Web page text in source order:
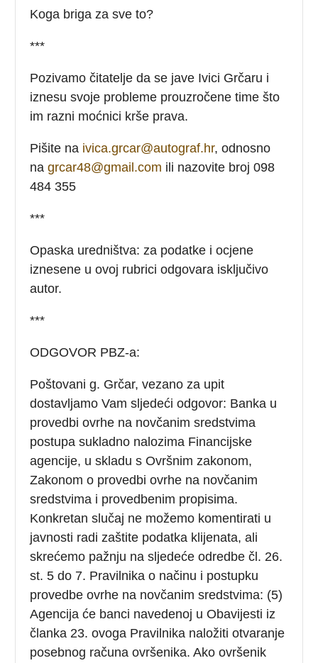
Koga briga za sve to?
***
Pozivamo čitatelje da se jave Ivici Grčaru i
iznesu svoje probleme prouzročene time što
im razni moćnici krše prava.
Pišite na ivica.grcar@autograf.hr, odnosno
nagrcar48@gmail.com ili nazovite broj 098
484 355
***
Opaska uredništva: za podatke i ocjene
iznesene u ovoj rubrici odgovara isključivo
autor.
***
ODGOVOR PBZ-a:
Poštovani g. Grčar, vezano za upit
dostavljamo Vam sljedeći odgovor: Banka u
provedbi ovrhe na novčanim sredstvima
postupa sukladno nalozima Financijske
agencije, u skladu s Ovršnim zakonom,
Zakonom o provedbi ovrhe na novčanim
sredstvima i provedbenim propisima.
Konkretan slučaj ne možemo komentirati u
javnosti radi zaštite podatka klijenata, ali
skrećemo pažnju na sljedeće odredbe čl. 26.
st. 5 do 7. Pravilnika o načinu i postupku
provedbe ovrhe na novčanim sredstvima: (5)
Agencija će banci navedenoj u Obavijesti iz
članka 23. ovoga Pravilnika naložiti otvaranje
posebnog računa ovršenika. Ako ovršenik